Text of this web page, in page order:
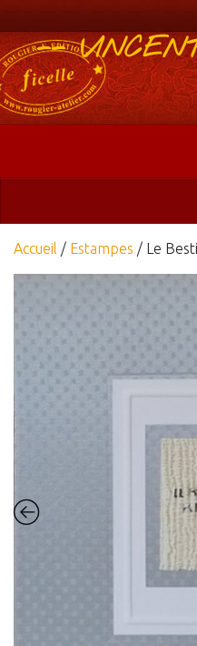
--
Boutique
Abonnements 2025
ficelle&PlisUrgents
Plis urgents
Auteurs
Accueil / Estampes / Le